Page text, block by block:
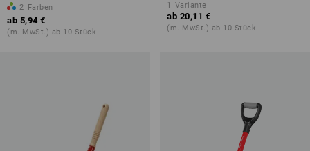
2 Farben
ab 5,94 €
(m. MwSt.) ab 10 Stück
1 Variante
ab 20,11 €
(m. MwSt.) ab 10 Stück